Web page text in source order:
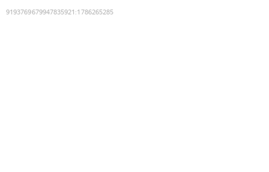
9193769679947835921 :1786265285